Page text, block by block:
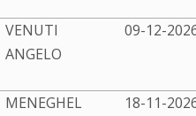
VENUTI
ANGELO
09-12-
MENEGHEL
18-11-